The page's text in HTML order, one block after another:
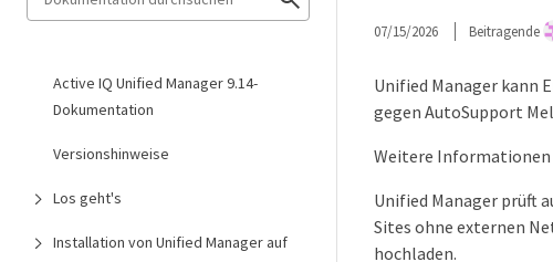
Active IQ Unified Manager 9.14-
Dokumentation
Versionshinweise
Los geht's
Installation von Unified Manager auf
07/15/2026 Beitragende
Unified Manager kann
gegen AutoSupport
Weitere Informationen
Unified Manager prüft
Sites ohne externen
hochladen.